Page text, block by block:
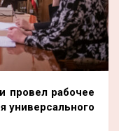
провел рабочее
универсального